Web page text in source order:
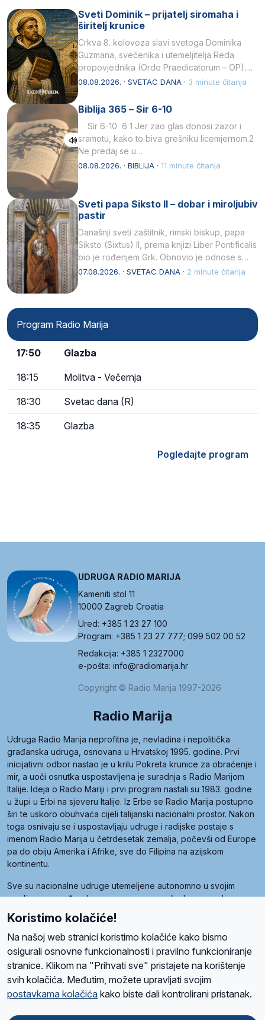
Sveti Dominik – prijatelj siromaha i
širitelj krunice
Crkva 8. kolovoza slavi svetoga Dominika
Guzmana, svećenika i utemeljitelja Reda
propovjednika (Ordo Praedicatorum – OP).
Svojim životom, dubokom ljubavlju prema
08.08.2026. · SVETAC DANA · 3 minute čitanja
Biblija 365 – Sir 6-10
Sir 6-10 6 1 Jer zao glas donosi zazor i
sramotu, kako to biva grešniku licemjernom.2
Ne predaj se u…
08.08.2026. · BIBLIJA · 11 minute čitanja
Sveti papa Siksto II – dobar i miroljubiv
pastir
Današnji sveti zaštitnik, rimski biskup, papa
Siksto (Sixtus) II, prema knjizi Liber Pontificalis
bio je rođenjem Grk. Obnovio je odnose s
afričkim…
07.08.2026. · SVETAC DANA · 2 minute čitanja
Program Radio Marija
17:50 Glazba
18:15 Molitva - Večernja
18:30 Svetac dana (R)
18:35 Glazba
Pogledajte program
UDRUGA RADIO MARIJA
Kameniti stol 11
10000 Zagreb Croatia
Ured: +385 1 23 27 100
Program: +385 1 23 27 777; 099 502 00 52
Redakcija: +385 1 2327000
e-pošta: info@radiomarija.hr
Copyright © Radio Marija 1997-2026
Radio Marija
Udruga Radio Marija neprofitna je, nevladina i nepolitička
građanska udruga, osnovana u Hrvatskoj 1995. godine. Prvi
inicijativni odbor nastao je u krilu Pokreta krunice za obraćenje i
mir, a uoči osnutka uspostavljena je suradnja s Radio Marijom
Italije. Ideja o Radio Mariji i prvi program nastali su 1983. godine
u župi u Erbi na sjeveru Italije. Iz Erbe se Radio Marija postupno
širi te uskoro obuhvaća cijeli talijanski nacionalni prostor. Nakon
toga osnivaju se i uspostavljaju udruge i radijske postaje s
imenom Radio Marija u četrdesetak zemalja, počevši od Europe
pa do obiju Amerika i Afrike, sve do Filipina na azijskom
kontinentu.
Sve su nacionalne udruge utemeljene autonomno u svojim
zemljama, a međusobna su povezane preko krovne udruge
pod nazivom Svjetska obitelj Radio Marije (World Family of
Radio Maria). Svjetsku obitelj utemeljilo je sedam članica, među
kojima je i hrvatska Udruga Radio Marija.
O namaRadio ProgramVolonteriPrijateljiKontaktPravila privatnosti
Ova stranica je zaštićena Google reCAPTCHA sustavom
Koristimo kolačiće!
Na našoj web stranici koristimo kolačiće kako bismo
osigurali osnovne funkcionalnosti i pravilno funkcioniranje
stranice. Klikom na "Prihvati sve" pristajete na korištenje
svih kolačića. Međutim, možete upravljati svojim
postavkama kolačića kako biste dali kontrolirani pristanak.